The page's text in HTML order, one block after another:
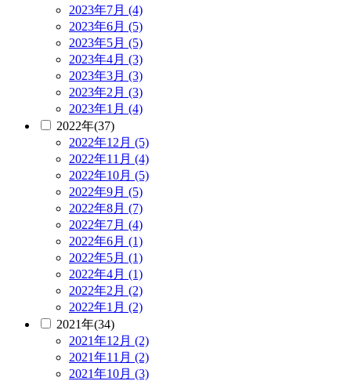
2023年7月 (4)
2023年6月 (5)
2023年5月 (5)
2023年4月 (3)
2023年3月 (3)
2023年2月 (3)
2023年1月 (4)
2022年(37)
2022年12月 (5)
2022年11月 (4)
2022年10月 (5)
2022年9月 (5)
2022年8月 (7)
2022年7月 (4)
2022年6月 (1)
2022年5月 (1)
2022年4月 (1)
2022年2月 (2)
2022年1月 (2)
2021年(34)
2021年12月 (2)
2021年11月 (2)
2021年10月 (3)